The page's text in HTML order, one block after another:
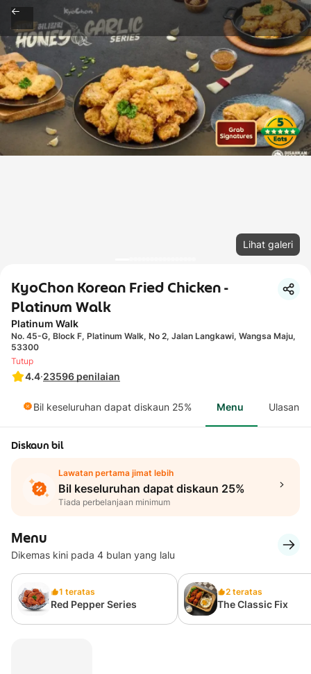
Lihat galeri
KyoChon Korean Fried Chicken -
Platinum Walk
Platinum Walk
No. 45-G, Block F, Platinum Walk, No 2, Jalan Langkawi, Wangsa Maju,
53300
4.4·23596 penilaian
Tutup
Bil keseluruhan dapat diskaun 25% Menu Ulasan
Diskaun bil
Lawatan pertama jimat lebih
Bil keseluruhan dapat diskaun 25%
Tiada perbelanjaan minimum
Menu
Dikemas kini pada 4 bulan yang lalu
1 teratas
Red Pepper Series
2 teratas
The Classic Fix